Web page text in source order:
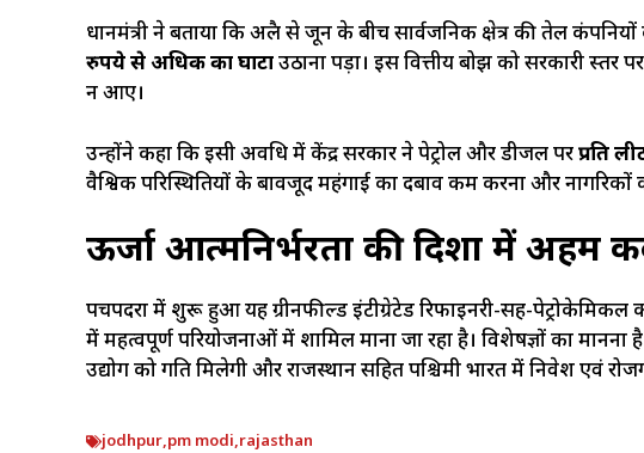
प्रधानमंत्री ने बताया कि अप्रैल से जून के बीच सार्वजनिक क्षेत्र की तेल
रुपये से अधिक का घाटाउठाना पड़ा। इस वित्तीय बोझ को सरकारी
न आए।
उन्होंने कहा कि इसी अवधि में केंद्र सरकार ने पेट्रोल और डीजल परप्रति
वैश्विक परिस्थितियों के बावजूद महंगाई का दबाव कम करना और नागरिकों
ऊर्जा आत्मनिर्भरता की दिशा में अहम
पचपदरा में शुरू हुआ यह ग्रीनफील्ड इंटीग्रेटेड रिफाइनरी-सह-
में महत्वपूर्ण परियोजनाओं में शामिल माना जा रहा है। विशेषज्ञों का
उद्योग को गति मिलेगी और राजस्थान सहित पश्चिमी भारत में निवेश एवं
jodhpur,pm modi,rajasthan